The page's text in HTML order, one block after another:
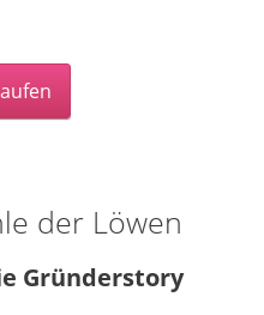
der Löwen
Gründerstory